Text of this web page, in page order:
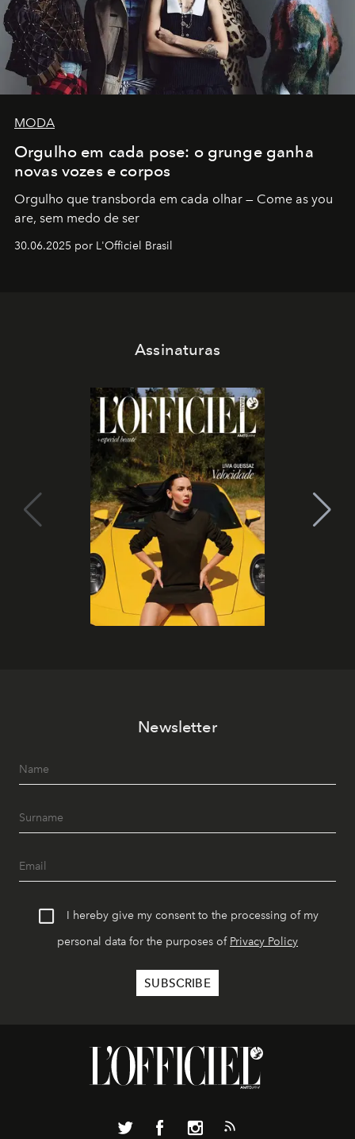
MODA
Orgulho em cada pose: o grunge ganha
novas vozes e corpos
Orgulho que transborda em cada olhar — Come as you
are, sem medo de ser
30.06.2025 por L'Officiel Brasil
Assinaturas
Newsletter
I hereby give my consent to the processing of my
personal data for the purposes of Privacy Policy